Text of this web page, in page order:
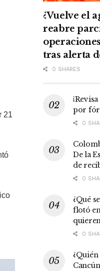
21
¿Vuelve el
reabre
tras alerta
0 SHARES
por
0
De la
de
0
¿Qué
flotó
0